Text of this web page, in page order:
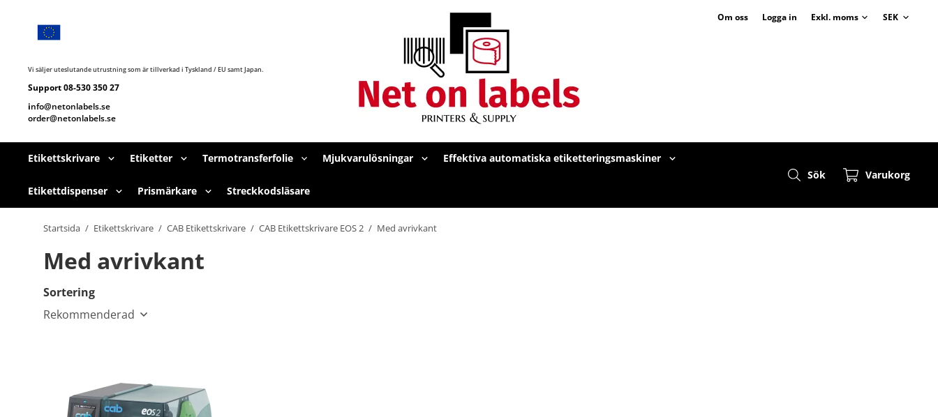
huvudnavigering
huvudinnehållet
Vi säljer uteslutande utrustning som är tillverkad i Tyskland / EU samt Japan.
Support 08-530 350 27
info@netonlabels.se
order@netonlabels.se
Om oss Logga in
Etikettskrivare Etiketter Termotransferfolie Mjukvarulösningar Effektiva automatiska etiketteringsmaskiner
Etikettdispenser Prismärkare Streckkodsläsare
Sök Varukorg
Startsida / Etikettskrivare / CAB Etikettskrivare / CAB Etikettskrivare EOS 2 / Med avrivkant
Med avrivkant
Sortering
Rekommenderad